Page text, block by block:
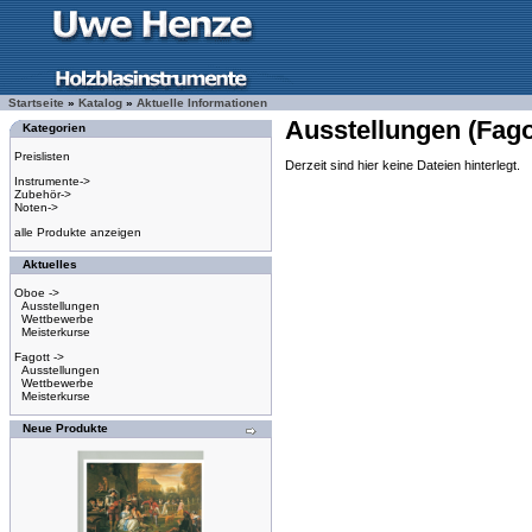
Startseite » Katalog » Aktuelle Informationen
Kategorien
Preislisten
Instrumente->
Zubehör->
Noten->
alle Produkte anzeigen
Aktuelles
Oboe ->
Ausstellungen
Wettbewerbe
Meisterkurse
Fagott ->
Ausstellungen
Wettbewerbe
Meisterkurse
Neue Produkte
Ausstellungen
Derzeit sind hier keine Dateien hinterlegt.